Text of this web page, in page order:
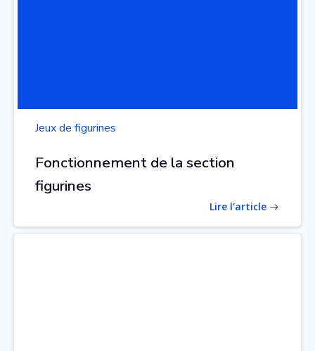
Jeux de figurines
Fonctionnement de la section
figurines
Lire l'article